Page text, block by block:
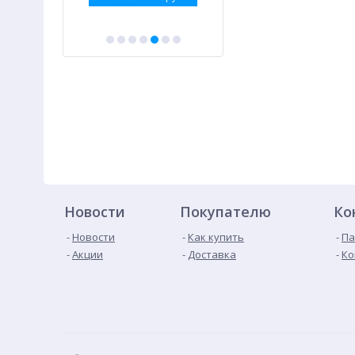
Новости
Новости
Акции
Покупателю
Как купить
Доставка